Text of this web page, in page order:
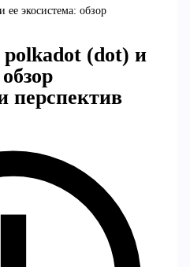
экосистема: обзор
(dot) и
перспектив